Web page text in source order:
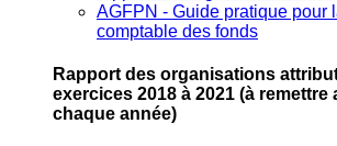
AGFPN ‐ Guide pratique pour
comptable des fonds
Rapport des organisations
exercices 2018 à 2021 (à remettre
chaque année)